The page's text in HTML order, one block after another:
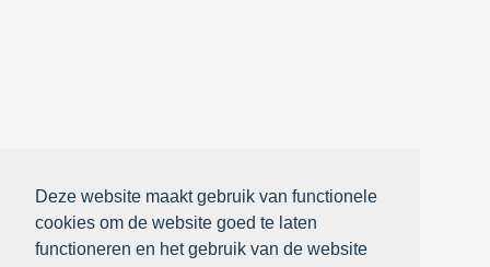
Deze website maakt gebruik van functionele
cookies om de website goed te laten
functioneren en het gebruik van de website